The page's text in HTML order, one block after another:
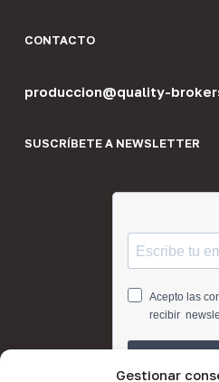
Gestionar
CONTACTO
produccion@quality-
SUSCRÍBETE A NEWSLETTER